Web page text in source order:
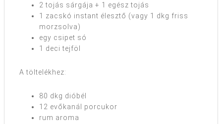
2 tojás sárgája + 1 egész tojás
1 zacskó instant élesztő (vagy 1 dkg friss
morzsolva)
egy csipet só
1 deci tejföl
A töltelékhez:
80 dkg dióbél
12 evőkanál porcukor
rum aroma